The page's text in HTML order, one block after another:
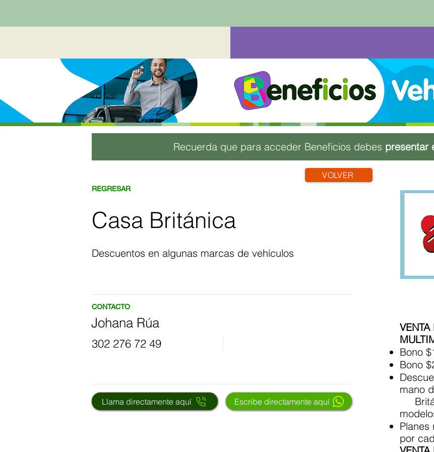
Recuerda que para acceder Beneficios debes presentar
VOLVER
REGRESAR
Casa Británica
Descuentos en algunas marcas de vehículos
CONTACTO
Johana Rúa
302 276 72 49
Llama directamente aquí Escribe directamente aquí
Bono
Bono
mano
Planes
por